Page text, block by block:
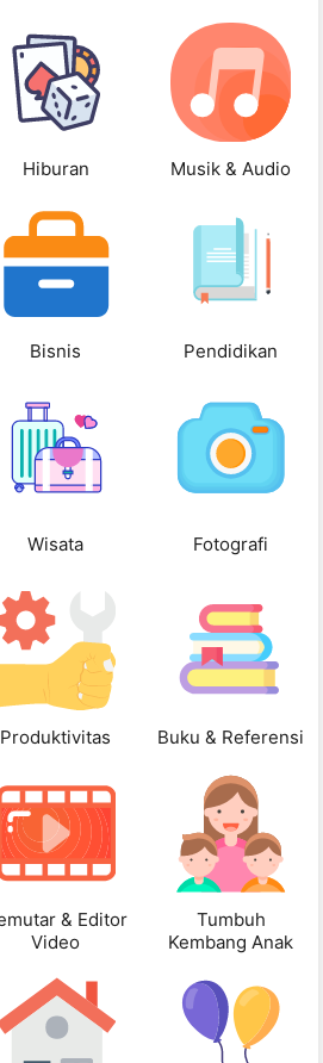
Hiburan Musik & Audio
Bisnis Pendidikan
Wisata Fotografi
Produktivitas Buku & Referensi
& Editor
Video
Tumbuh
Kembang Anak